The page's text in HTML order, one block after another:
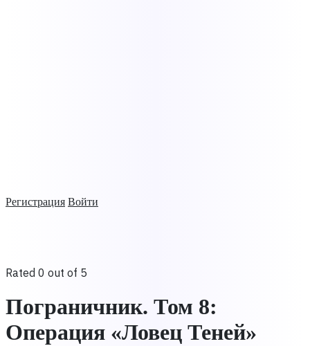
Регистрация Войти
Rated 0 out of 5
Пограничник. Том 8:
Операция «Ловец Теней»